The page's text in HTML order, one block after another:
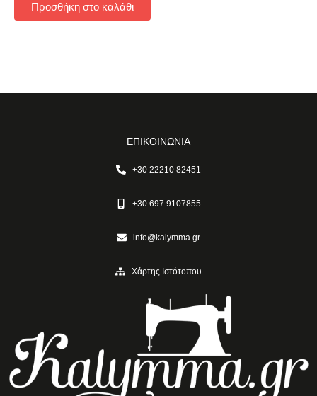
Προσθήκη στο καλάθι
ΕΠΙΚΟΙΝΩΝΙΑ
+30 22210 82451
+30 697 9107855
info@kalymma.gr
Χάρτης Ιστότοπου